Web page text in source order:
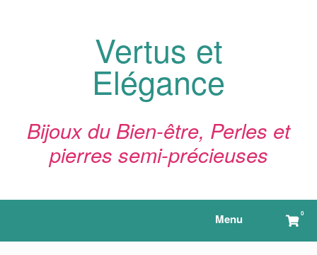
Vertus et
Elégance
Bijoux du Bien-être, Perles et
pierres semi-précieuses
Menu View
cart
0